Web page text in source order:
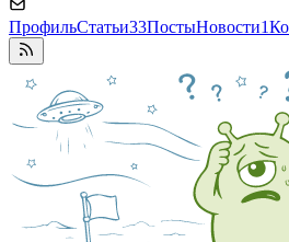
ПрофильСтатьи33ПостыНовости1